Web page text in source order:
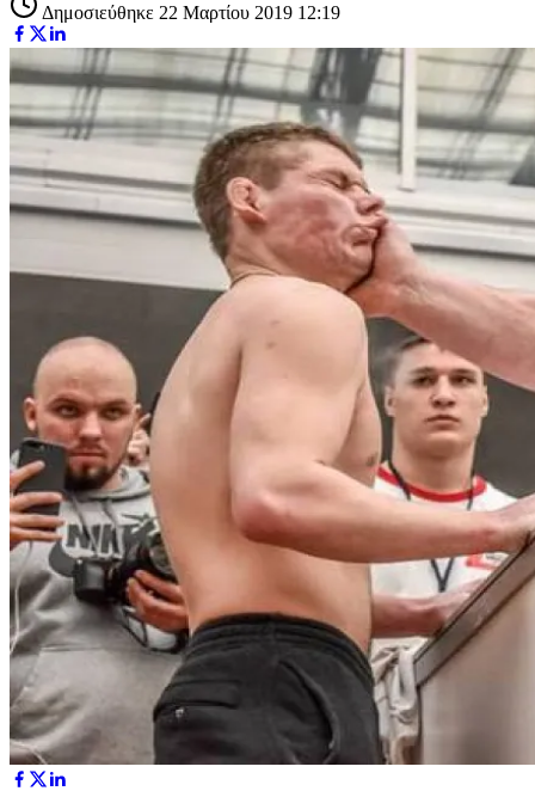
Δημοσιεύθηκε 22 Μαρτίου 2019 12:19